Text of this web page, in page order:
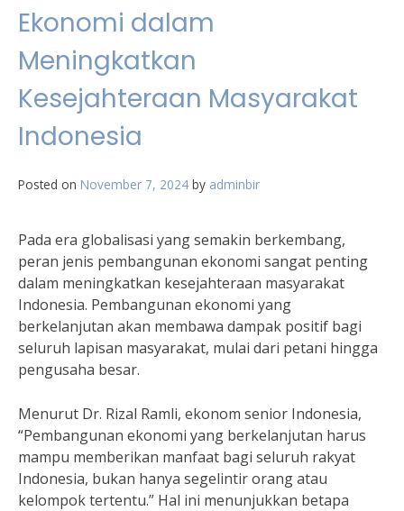
Ekonomi dalam
Meningkatkan
Kesejahteraan Masyarakat
Indonesia
Posted on November 7, 2024 by adminbir
Pada era globalisasi yang semakin berkembang,
peran jenis pembangunan ekonomi sangat penting
dalam meningkatkan kesejahteraan masyarakat
Indonesia. Pembangunan ekonomi yang
berkelanjutan akan membawa dampak positif bagi
seluruh lapisan masyarakat, mulai dari petani hingga
pengusaha besar.
Menurut Dr. Rizal Ramli, ekonom senior Indonesia,
“Pembangunan ekonomi yang berkelanjutan harus
mampu memberikan manfaat bagi seluruh rakyat
Indonesia, bukan hanya segelintir orang atau
kelompok tertentu.” Hal ini menunjukkan betapa